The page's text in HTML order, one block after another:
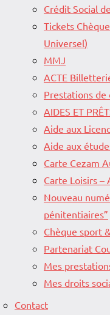
Crédit Social
Tickets
Universel)
MMJ
ACTE
Prestations
AIDES ET
Aide aux
Aide aux
Carte Cezam
Carte Loisirs –
Nouveau
pénitentiaires”
Chèque sport
Partenariat
Mes
Mes droits
Contact